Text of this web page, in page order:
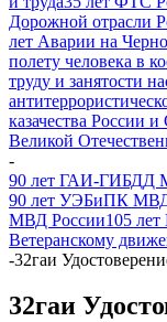
Дорожной отрасли
лет Аварии на
полету человека в
труду и занятости
казачества России
Великой
-
90 лет ГАИ-ГИБДД
90 лет УЭБиПК
МВД России105
Ветеранскому
-32гаи
32гаи